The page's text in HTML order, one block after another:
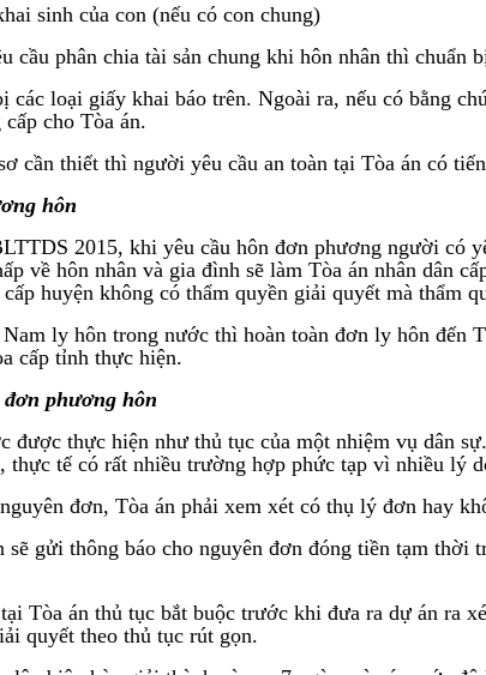
sinh của con (nếu có con chung)
cầu phân chia tài sản chung khi hôn nhân thì
các loại giấy khai báo trên. Ngoài ra, nếu có bằng
cho Tòa án.
cần thiết thì người yêu cầu an toàn tại Tòa án có
hôn
2015, khi yêu cầu hôn đơn phương người
về hôn nhân và gia đình sẽ làm Tòa án nhân dân
huyện không có thẩm quyền giải quyết mà thẩm
ly hôn trong nước thì hoàn toàn đơn ly hôn đến
cấp tỉnh thực hiện.
phương hôn
được thực hiện như thủ tục của một nhiệm vụ dân
thực tế có rất nhiều trường hợp phức tạp vì nhiều lý
đơn, Tòa án phải xem xét có thụ lý đơn hay
sẽ gửi thông báo cho nguyên đơn đóng tiền tạm
Tòa án thủ tục bắt buộc trước khi đưa ra dự án ra
quyết theo thủ tục rút gọn.